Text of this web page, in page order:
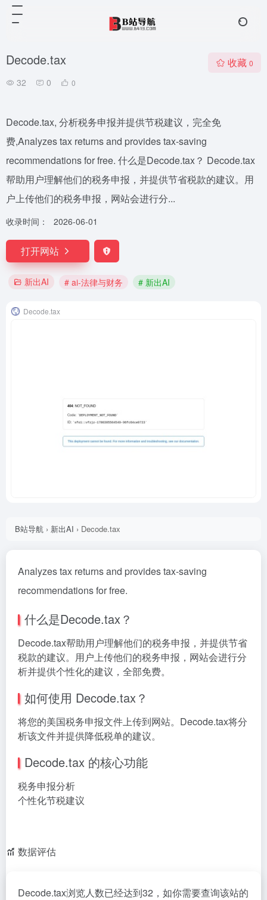
Decode.tax
32 0 0
收藏 0
Decode.tax, 分析税务申报并提供节税建议，完全免
费,Analyzes tax returns and provides tax-saving
recommendations for free. 什么是Decode.tax？ Decode.tax
帮助用户理解他们的税务申报，并提供节省税款的建议。用
户上传他们的税务申报，网站会进行分...
收录时间： 2026-06-01
打开网站
新出AI # ai-法律与财务 # 新出AI
Decode.tax
B站导航 › 新出AI › Decode.tax
Analyzes tax returns and provides tax-saving
recommendations for free.
什么是Decode.tax？
Decode.tax帮助用户理解他们的税务申报，并提供节省
税款的建议。用户上传他们的税务申报，网站会进行分
析并提供个性化的建议，全部免费。
如何使用 Decode.tax？
将您的美国税务申报文件上传到网站。Decode.tax将分
析该文件并提供降低税单的建议。
Decode.tax 的核心功能
税务申报分析
个性化节税建议
数据评估
Decode.tax浏览人数已经达到32，如你需要查询该站的